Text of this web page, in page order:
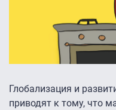
Глобализация и
приводят к тому, что